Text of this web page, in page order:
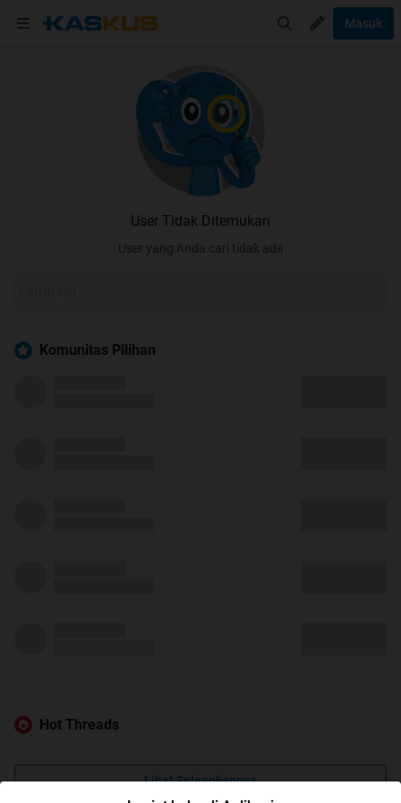
Masuk
User Tidak Ditemukan
User yang Anda cari tidak ada
Komunitas Pilihan
Hot Threads
Lihat Selengkapnya